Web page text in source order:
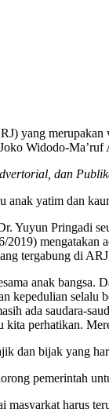
yang merupakan
Widodo-
dan
anak yatim dan
Yuyun Pringadi
mengatakan
tergabung di
anak bangsa.
kepedulian
ada saudara-
perhatikan.
dan bijak yang
pemerintah
harus